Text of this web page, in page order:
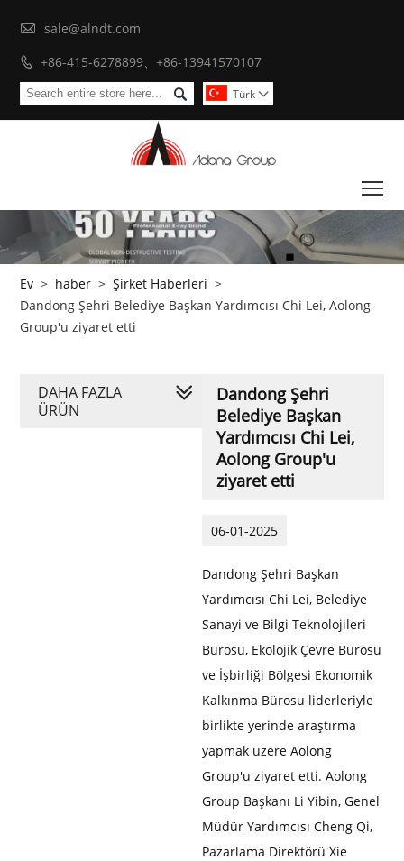
 sale@alndt.com
 +86-415-6278899、+86-13941570107
 Türk 
Ev > haber > Şirket Haberleri >
Dandong Şehri Belediye Başkan Yardımcısı Chi Lei, Aolong
Group'u ziyaret etti
Dandong Şehri
Belediye Başkan
Yardımcısı Chi Lei,
Aolong Group'u
ziyaret etti
06-01-2025
Dandong Şehri Başkan
Yardımcısı Chi Lei, Belediye
Sanayi ve Bilgi Teknolojileri
Bürosu, Ekolojik Çevre Bürosu
ve İşbirliği Bölgesi Ekonomik
Kalkınma Bürosu liderleriyle
birlikte yerinde araştırma
yapmak üzere Aolong
Group'u ziyaret etti. Aolong
Group Başkanı Li Yibin, Genel
Müdür Yardımcısı Cheng Qi,
Pazarlama Direktörü Xie
DAHA FAZLA
ÜRÜN